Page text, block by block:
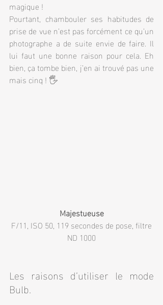
magique !
Pourtant, chambouler ses habitudes de
prise de vue n’est pas forcément ce qu’un
photographe a de suite envie de faire. Il
lui faut une bonne raison pour cela. Eh
bien, ça tombe bien, j’en ai trouvé pas une
mais cinq ! 🖐
Majestueuse
ND 1000
Les raisons d’utiliser le mode
Bulb.